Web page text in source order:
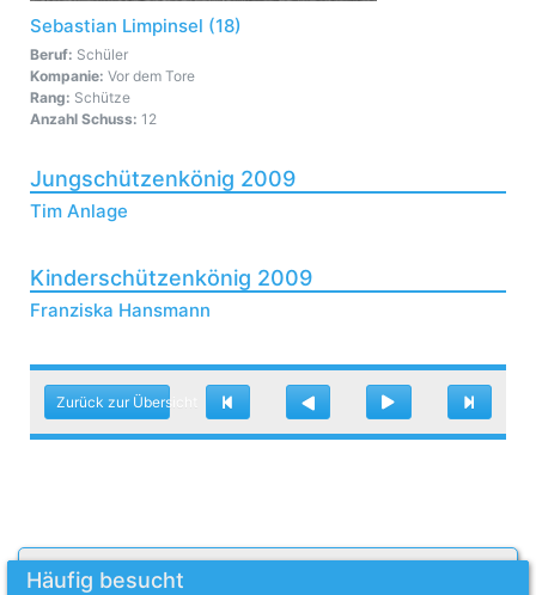
Sebastian Limpinsel (18)
Beruf: Schüler
Kompanie: Vor dem Tore
Rang: Schütze
Anzahl Schuss: 12
Jungschützenkönig 2009
Tim Anlage
Kinderschützenkönig 2009
Franziska Hansmann
Zurück zur Übersicht
Häufig besucht